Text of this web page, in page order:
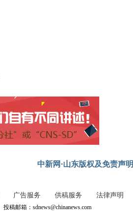
中新网·山东版权及免责声明
广告服务 供稿服务 法律声明
投稿邮箱：sdnews@chinanews.com